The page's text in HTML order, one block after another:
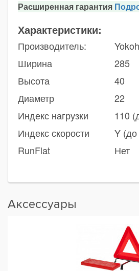
Расширенная гарантия
Характеристики:
Производитель:
Ширина
285
Высота
40
Диаметр
22
Индекс нагрузки
110
Индекс скорости
Y (до
RunFlat
Нет
Аксессуары